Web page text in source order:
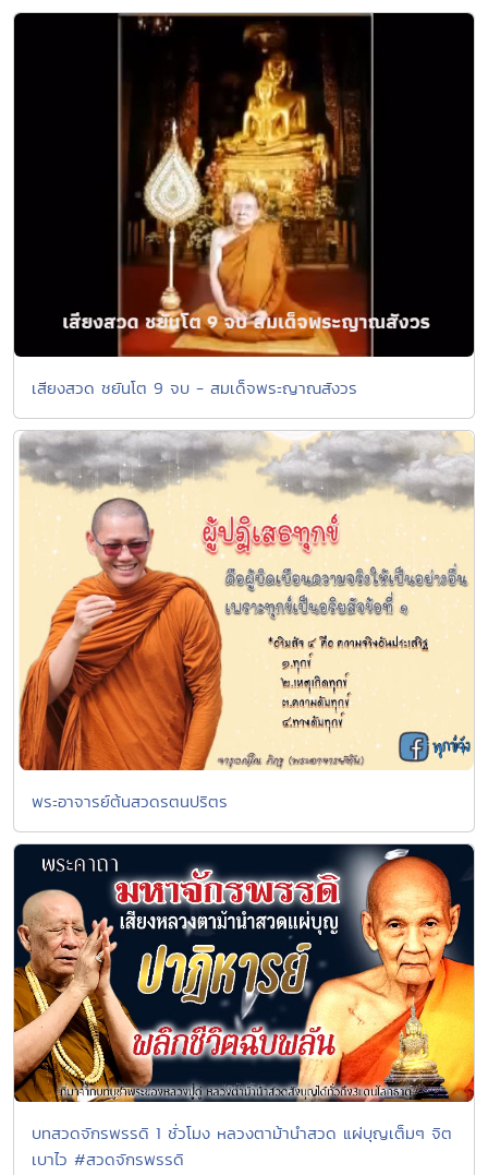
เสียงสวด ชยันโต 9 จบ - สมเด็จพระญาณสังวร
พระอาจารย์ต้นสวดรตนปริตร
บทสวดจักรพรรดิ 1 ชั่วโมง หลวงตาม้านำสวด แผ่บุญเต็มๆ จิต
เบาไว #สวดจักรพรรดิ